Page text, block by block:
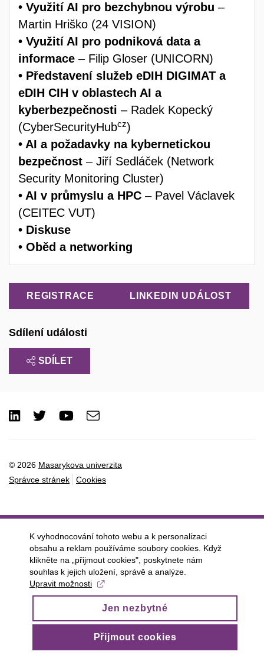
• Využití AI pro bezchybnou výrobu –
Martin Hriško (24 VISION)
• Využití AI pro podniková data a
informace – Filip Gloser (UNICORN)
• Představení služeb eDIH DIGIMAT a
eDIH CIH v oblastech AI a
kyberbezpečnosti – Radek Kopecký
(CyberSecurityHubcz)
• AI a požadavky na kybernetickou
bezpečnost – Jiří Sedláček (Network
Security Monitoring Cluster)
• AI v průmyslu a HPC – Pavel Václavek
(CEITEC VUT)
• Diskuse
• Oběd a networking
REGISTRACE LINKEDIN UDÁLOST
Sdílení události
SDÍLET
© 2026 Masarykova univerzita
Správce stránek
Cookies
LinkedIn
Twitter
Youtube
e-
K vyhodnocování tohoto webu a k personalizaci
obsahu a reklam používáme soubory cookies. Když
klikněte na „přijmout cookies", poskytnete nám
souhlas k jejich uložení, správě a analýze.
Upravit možnosti
Jen nezbytné
Přijmout cookies